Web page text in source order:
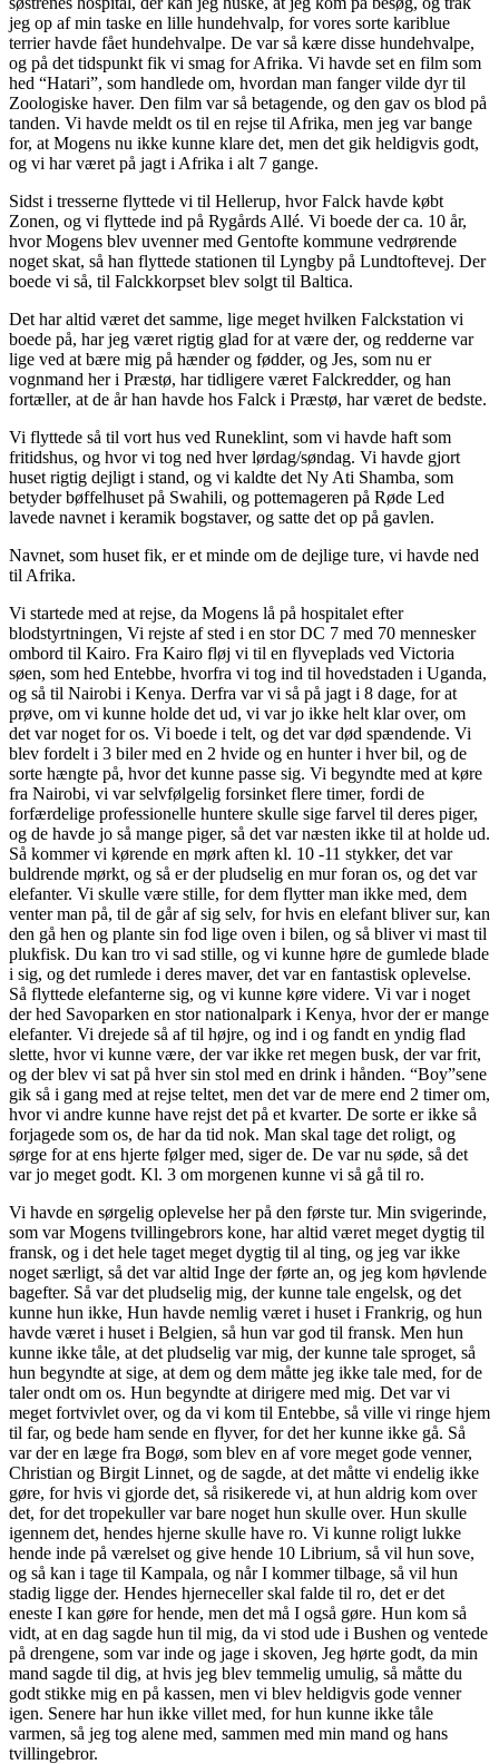
jeg op af min taske en lille hundehvalp, for vores sorte kariblue
terrier havde fået hundehvalpe. De var så kære disse hundehvalpe,
og på det tidspunkt fik vi smag for Afrika. Vi havde set en film som
hed “Hatari”, som handlede om, hvordan man fanger vilde dyr til
Zoologiske haver. Den film var så betagende, og den gav os blod på
tanden. Vi havde meldt os til en rejse til Afrika, men jeg var bange
for, at Mogens nu ikke kunne klare det, men det gik heldigvis godt,
og vi har været på jagt i Afrika i alt 7 gange.
Sidst i tresserne flyttede vi til Hellerup, hvor Falck havde købt
Zonen, og vi flyttede ind på Rygårds Allé. Vi boede der ca. 10 år,
hvor Mogens blev uvenner med Gentofte kommune vedrørende
noget skat, så han flyttede stationen til Lyngby på Lundtoftevej. Der
boede vi så, til Falckkorpset blev solgt til Baltica.
Det har altid været det samme, lige meget hvilken Falckstation vi
boede på, har jeg været rigtig glad for at være der, og redderne var
lige ved at bære mig på hænder og fødder, og Jes, som nu er
vognmand her i Præstø, har tidligere været Falckredder, og han
fortæller, at de år han havde hos Falck i Præstø, har været de bedste.
Vi flyttede så til vort hus ved Runeklint, som vi havde haft som
fritidshus, og hvor vi tog ned hver lørdag/søndag. Vi havde gjort
huset rigtig dejligt i stand, og vi kaldte det Ny Ati Shamba, som
betyder bøffelhuset på Swahili, og pottemageren på Røde Led
lavede navnet i keramik bogstaver, og satte det op på gavlen.
Navnet, som huset fik, er et minde om de dejlige ture, vi havde ned
til Afrika.
Vi startede med at rejse, da Mogens lå på hospitalet efter
blodstyrtningen, Vi rejste af sted i en stor DC 7 med 70 mennesker
ombord til Kairo. Fra Kairo fløj vi til en flyveplads ved Victoria
søen, som hed Entebbe, hvorfra vi tog ind til hovedstaden i Uganda,
og så til Nairobi i Kenya. Derfra var vi så på jagt i 8 dage, for at
prøve, om vi kunne holde det ud, vi var jo ikke helt klar over, om
det var noget for os. Vi boede i telt, og det var død spændende. Vi
blev fordelt i 3 biler med en 2 hvide og en hunter i hver bil, og de
sorte hængte på, hvor det kunne passe sig. Vi begyndte med at køre
fra Nairobi, vi var selvfølgelig forsinket flere timer, fordi de
forfærdelige professionelle huntere skulle sige farvel til deres piger,
og de havde jo så mange piger, så det var næsten ikke til at holde ud.
Så kommer vi kørende en mørk aften kl. 10 -11 stykker, det var
buldrende mørkt, og så er der pludselig en mur foran os, og det var
elefanter. Vi skulle være stille, for dem flytter man ikke med, dem
venter man på, til de går af sig selv, for hvis en elefant bliver sur, kan
den gå hen og plante sin fod lige oven i bilen, og så bliver vi mast til
plukfisk. Du kan tro vi sad stille, og vi kunne høre de gumlede blade
i sig, og det rumlede i deres maver, det var en fantastisk oplevelse.
Så flyttede elefanterne sig, og vi kunne køre videre. Vi var i noget
der hed Savoparken en stor nationalpark i Kenya, hvor der er mange
elefanter. Vi drejede så af til højre, og ind i og fandt en yndig flad
slette, hvor vi kunne være, der var ikke ret megen busk, der var frit,
og der blev vi sat på hver sin stol med en drink i hånden. “Boy”sene
gik så i gang med at rejse teltet, men det var de mere end 2 timer om,
hvor vi andre kunne have rejst det på et kvarter. De sorte er ikke så
forjagede som os, de har da tid nok. Man skal tage det roligt, og
sørge for at ens hjerte følger med, siger de. De var nu søde, så det
var jo meget godt. Kl. 3 om morgenen kunne vi så gå til ro.
Vi havde en sørgelig oplevelse her på den første tur. Min svigerinde,
som var Mogens tvillingebrors kone, har altid været meget dygtig til
fransk, og i det hele taget meget dygtig til al ting, og jeg var ikke
noget særligt, så det var altid Inge der førte an, og jeg kom høvlende
bagefter. Så var det pludselig mig, der kunne tale engelsk, og det
kunne hun ikke, Hun havde nemlig været i huset i Frankrig, og hun
havde været i huset i Belgien, så hun var god til fransk. Men hun
kunne ikke tåle, at det pludselig var mig, der kunne tale sproget, så
hun begyndte at sige, at dem og dem måtte jeg ikke tale med, for de
taler ondt om os. Hun begyndte at dirigere med mig. Det var vi
meget fortvivlet over, og da vi kom til Entebbe, så ville vi ringe hjem
til far, og bede ham sende en flyver, for det her kunne ikke gå. Så
var der en læge fra Bogø, som blev en af vore meget gode venner,
Christian og Birgit Linnet, og de sagde, at det måtte vi endelig ikke
gøre, for hvis vi gjorde det, så risikerede vi, at hun aldrig kom over
det, for det tropekuller var bare noget hun skulle over. Hun skulle
igennem det, hendes hjerne skulle have ro. Vi kunne roligt lukke
hende inde på værelset og give hende 10 Librium, så vil hun sove,
og så kan i tage til Kampala, og når I kommer tilbage, så vil hun
stadig ligge der. Hendes hjerneceller skal falde til ro, det er det
eneste I kan gøre for hende, men det må I også gøre. Hun kom så
vidt, at en dag sagde hun til mig, da vi stod ude i Bushen og ventede
på drengene, som var inde og jage i skoven, Jeg hørte godt, da min
mand sagde til dig, at hvis jeg blev temmelig umulig, så måtte du
godt stikke mig en på kassen, men vi blev heldigvis gode venner
igen. Senere har hun ikke villet med, for hun kunne ikke tåle
varmen, så jeg tog alene med, sammen med min mand og hans
tvillingebror.